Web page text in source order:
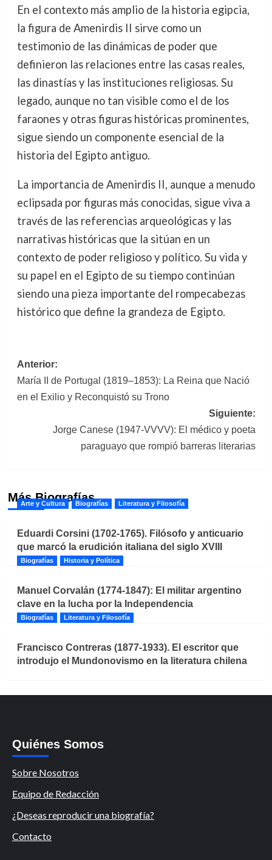
En el contexto más amplio de la historia egipcia,
la figura de Amenirdis II sirve como un
testimonio de las dinámicas de poder que
definieron las relaciones entre las casas reales,
las dinastías y las instituciones religiosas. Su
legado, aunque no tan visible como el de los
faraones y otras figuras históricas prominentes,
sigue siendo un componente esencial de la
historia del Egipto antiguo.
La importancia de Amenirdis II, aunque a menudo
eclipsada por figuras más conocidas, sigue viva a
través de las referencias arqueológicas y las
narrativas históricas que la sitúan en un
contexto de poder religioso y político. Su vida y
su papel en el Egipto de su tiempo continúan
siendo una pieza importante del rompecabezas
histórico que define la grandeza de Egipto.
Navegación
de
entradas
Anterior:
María II de Portugal (1819–1853): La Reina que Nació
en el Exilio y Reconquistó su Trono
Siguiente:
Jorge Canese (1947-VVVV): El médico y poeta
paraguayo que rompió barreras literarias
Más Biografías
Arte y Cultura Biografías Literatura y Filosofía
Eduardi Corsini (1702-1765). Filósofo y anticuario
que marcó la erudición italiana del siglo XVIII
Biografías Historia y Política
Manuel Corvalán (1774-1847): El militar argentino
clave en la lucha por la Independencia
Biografías Literatura y Filosofía
Francisco Contreras (1877-1933). El escritor que
introdujo el Mundonovismo en la literatura chilena
Quiénes Somos
Sobre Nosotros
Equipo de Redacción
¿Deseas reproducir una biografía?
Contacto